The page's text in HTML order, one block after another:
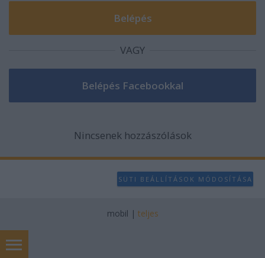
VAGY
Nincsenek hozzászólások
SÜTI BEÁLLÍTÁSOK MÓDOSÍTÁSA
mobil | teljes